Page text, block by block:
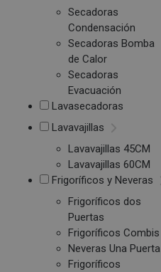
Secadoras
Condensación
Secadoras Bomba
de Calor
Secadoras
Evacuación
Lavasecadoras
Lavavajillas
Lavavajillas 45CM
Lavavajillas 60CM
Frigoríficos y Neveras
Frigoríficos dos
Puertas
Frigoríficos Combis
Neveras Una Puerta
Frigoríficos